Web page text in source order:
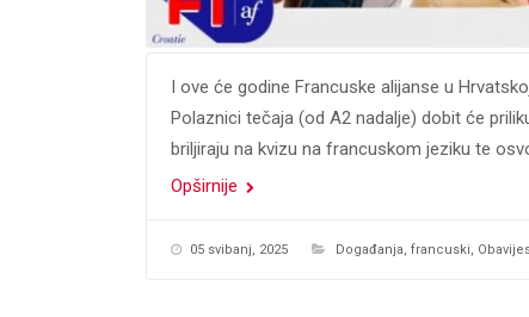
I ove će godine Francuske alijanse u
Polaznici tečaja (od A2 nadalje) dobit će
briljiraju na kvizu na francuskom jeziku te
Opširnije
05 svibanj, 2025 Događanja, francuski,